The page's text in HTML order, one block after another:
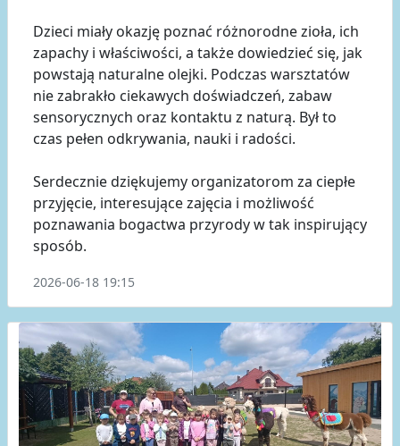
Dzieci miały okazję poznać różnorodne zioła, ich
zapachy i właściwości, a także dowiedzieć się, jak
powstają naturalne olejki. Podczas warsztatów
nie zabrakło ciekawych doświadczeń, zabaw
sensorycznych oraz kontaktu z naturą. Był to
czas pełen odkrywania, nauki i radości.
Serdecznie dziękujemy organizatorom za ciepłe
przyjęcie, interesujące zajęcia i możliwość
poznawania bogactwa przyrody w tak inspirujący
sposób.
2026-06-18 19:15